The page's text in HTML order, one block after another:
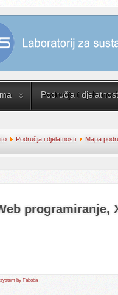
Područja i
Područja i djelatnosti
Mapa
programiranje,
by Faboba